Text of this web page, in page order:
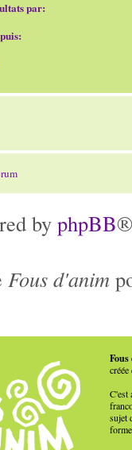
par:
by phpBB
Fous d'anim
créée
C'est
sujet